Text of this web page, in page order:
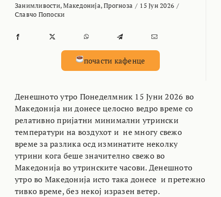
Занимливости,Македонија,Прогноза / 15 Јун 2026 /
Славчо Попоски
почасти кафенце
Денешното утро Понеделмник 15 Јуни 2026 во
Македонија ни донесе целосно ведро време со
релативно пријатни минимални утрински
температури на воздухот и не многу свежо
време за разлика осд изминатите неколку
утрини кога беше значително свежо во
Македонија во утринските часови. Денешното
утро во Македонија исто така донесе и претежно
тивко време, без некој изразен ветер.